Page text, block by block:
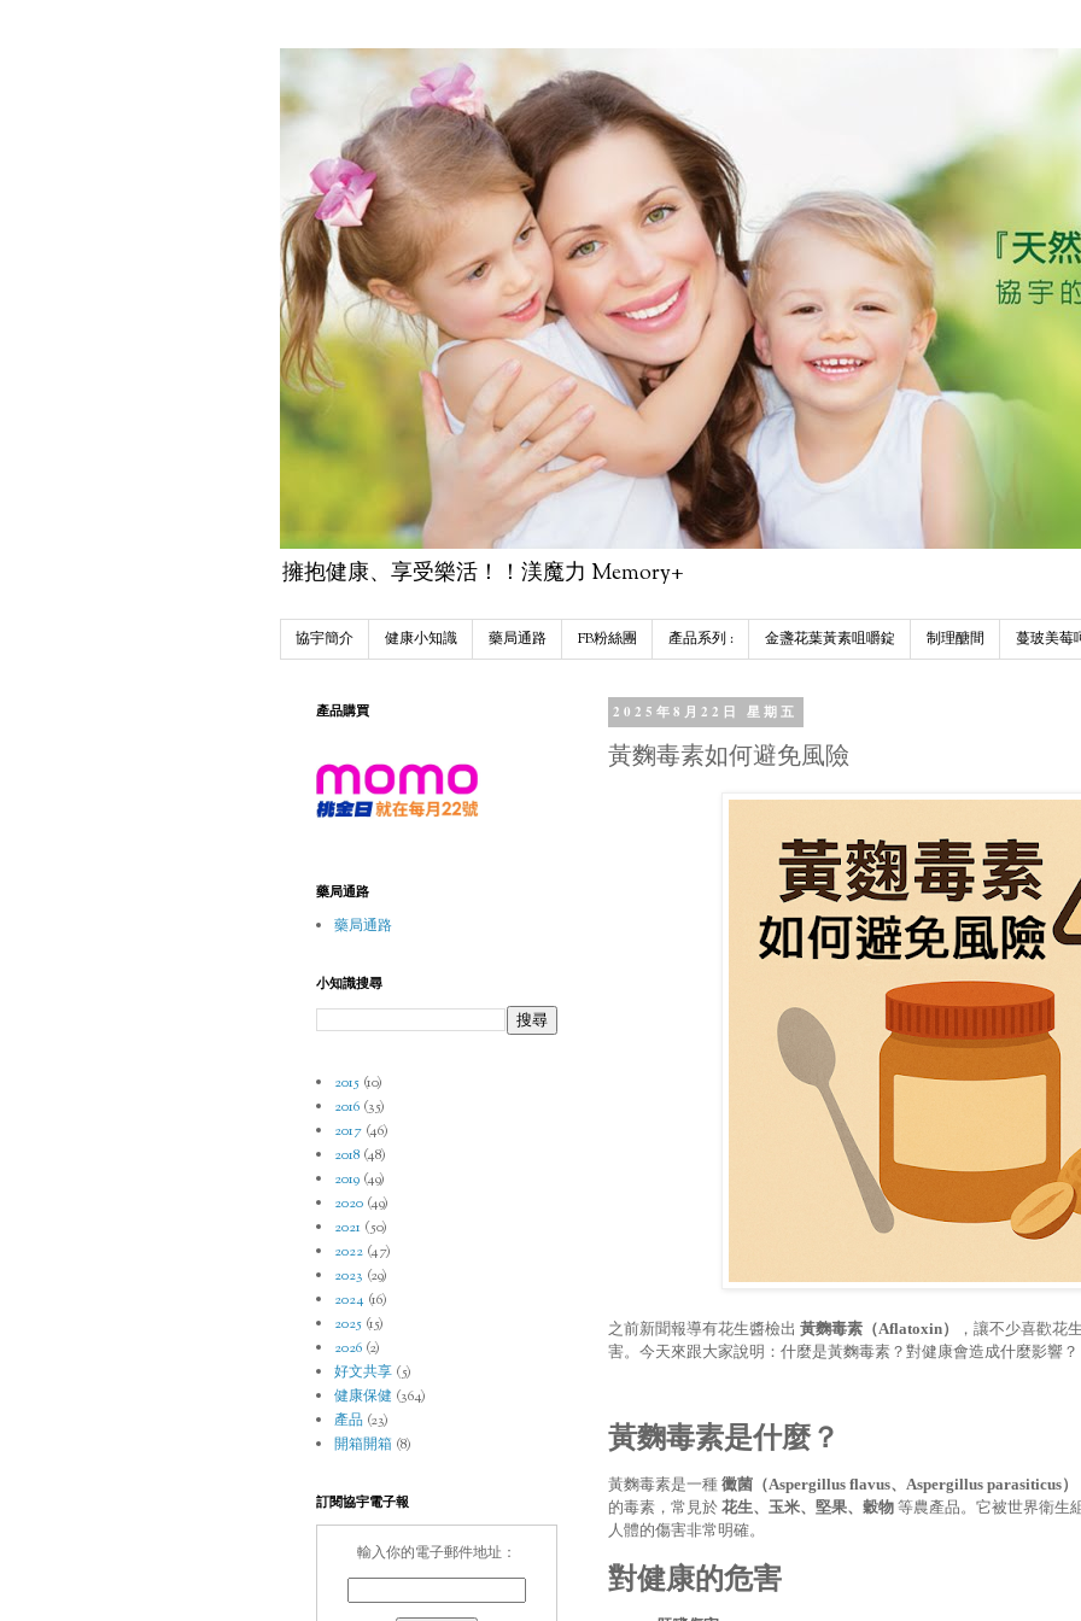
擁抱健康、享受樂活！！渼魔力 Memory+
協宇簡介 健康小知識 藥局通路 FB粉絲團 產品系列 : 金盞花葉黃素咀嚼錠 制理醣間 蔓玻美莓
2025年8月22日 星期五
黃麴毒素如何避免風險
之前新聞報導有花生醬檢出 黃麴毒素（Aflatoxin）
，讓不少喜歡花
害。今天來跟大家說明：什麼是黃麴毒素？對健康會造成什麼影響
黃麴毒素是什麼？
黃麴毒素是一種 黴菌（Aspergillus flavus、 Aspergillus parasiticus）
的毒素，常見於 花生、玉米、堅果、穀物 等農產品。它被世界衛生
人體的傷害非常明確。
對健康的危害
產品購買
藥局通路
藥局通路
小知識搜尋
2015 (10)
2016 (35)
2017 (46)
2018 (48)
2019 (49)
2020 (49)
2021 (50)
2022 (47)
2023 (29)
2024 (16)
2025 (15)
2026 (2)
好文共享 (5)
健康保健 (364)
產品 (23)
開箱開箱 (8)
訂閱協宇電子報
輸入你的電子郵件地址：